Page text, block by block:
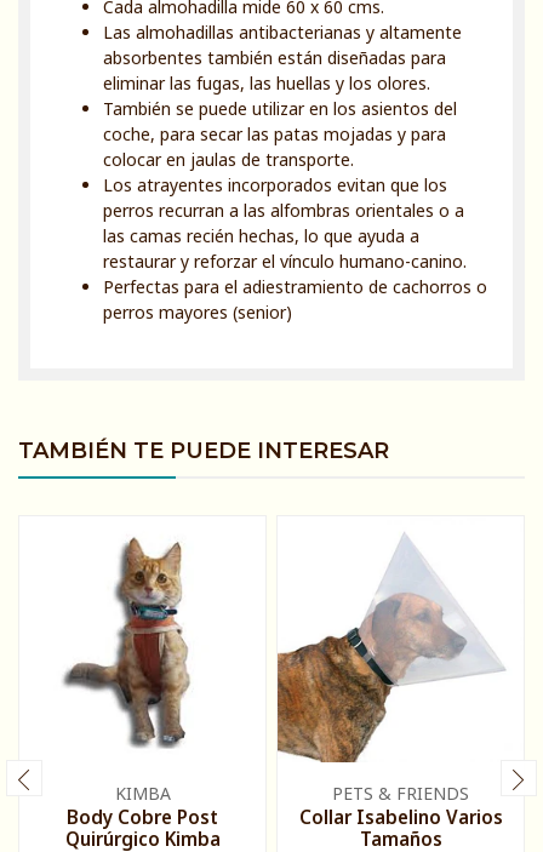
Cada almohadilla mide 60 x 60 cms.
Las almohadillas antibacterianas y altamente
absorbentes también están diseñadas para
eliminar las fugas, las huellas y los olores.
También se puede utilizar en los asientos del
coche, para secar las patas mojadas y para
colocar en jaulas de transporte.
Los atrayentes incorporados evitan que los
perros recurran a las alfombras orientales o a
las camas recién hechas, lo que ayuda a
restaurar y reforzar el vínculo humano-canino.
Perfectas para el adiestramiento de cachorros o
perros mayores (senior)
TAMBIÉN TE PUEDE INTERESAR
KIMBA
Body Cobre Post
Quirúrgico Kimba
PETS & FRIENDS
Collar Isabelino Varios
Tamaños